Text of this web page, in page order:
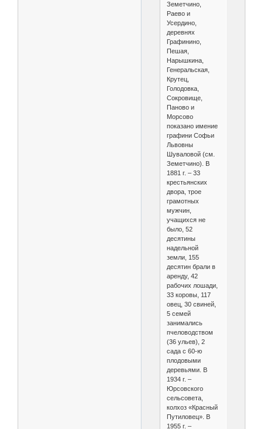
Земетчино,
Раево и
Усердино,
деревнях
Графинино,
Пешая,
Нарышкина,
Генеральская,
Крутец,
Голодовка,
Сокровище,
Паново и
Морсово
показано имение
графини Софьи
Львовны
Шуваловой (см.
Земетчино). В
1881 г. – 33
крестьянских
двора, трое
грамотных
мужчин,
учащихся не
было, 52
десятины
надельной
земли, 155
десятин брали в
аренду, 42
рабочих лошади,
33 коровы, 117
овец, 30 свиней,
5 семей
занимались
пчеловодством
(36 ульев), 2
сада с 60-ю
плодовыми
деревьями. В
1934 г. –
Юрсовского
сельсовета,
колхоз «Красный
Путиловец». В
1955 г. –